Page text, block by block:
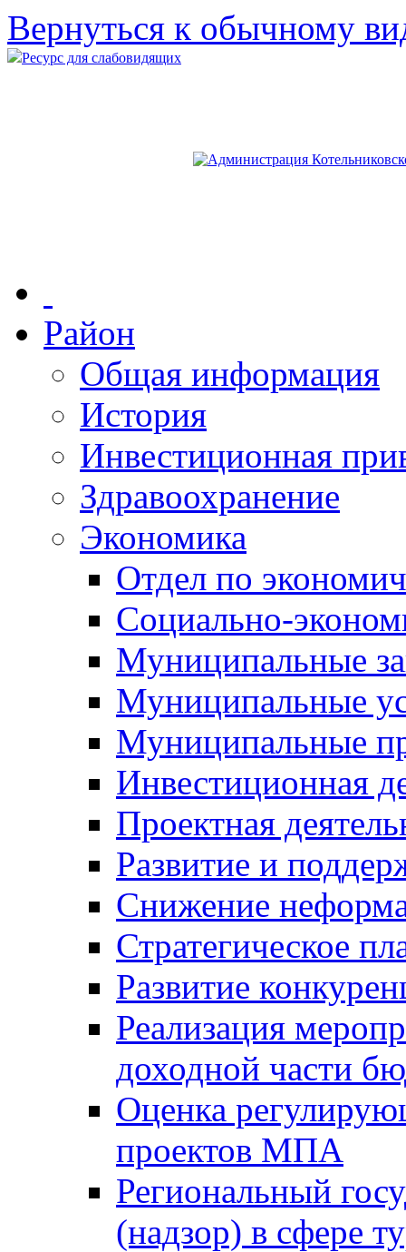
Вернуться к обычному
Ресурс для слабовидящих
Район
Общая информация
История
Инвестиционная
Здравоохранение
Экономика
Отдел по
Социально-
Муниципальные
Муниципальные
Муниципальные
Инвестиционная
Проектная
Развитие и
Снижение
Стратегическое
Развитие
Реализация
доходной части
Оценка
проектов МПА
Региональный
(надзор) в сфере